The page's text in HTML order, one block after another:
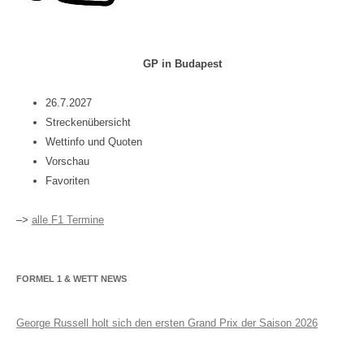
GP in Budapest
26.7.2027
Streckenübersicht
Wettinfo und Quoten
Vorschau
Favoriten
–> alle F1 Termine
FORMEL 1 & WETT NEWS
George Russell holt sich den ersten Grand Prix der Saison 2026